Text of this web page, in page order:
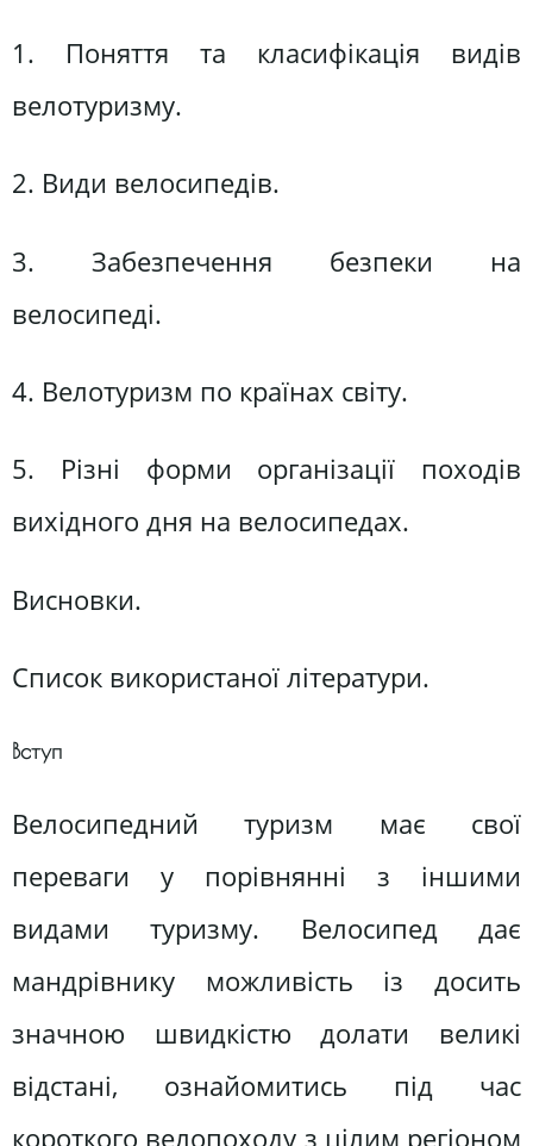
1. Поняття та класифікація видів
велотуризму.
2. Види велосипедів.
3. Забезпечення безпеки на
велосипеді.
4. Велотуризм по країнах світу.
5. Різні форми організації походів
вихідного дня на велосипедах.
Висновки.
Список використаної літератури.
Вступ
Велосипедний туризм має свої
переваги у порівнянні з іншими
видами туризму. Велосипед дає
мандрівнику можливість із досить
значною швидкістю долати великі
відстані, ознайомитись під час
короткого велопоходу з цілим регіоном